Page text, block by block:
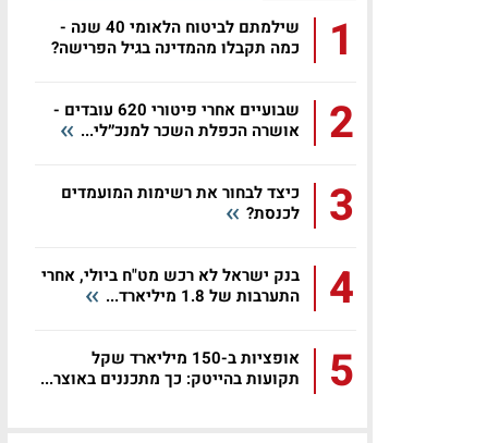
1
שילמתם לביטוח הלאומי 40 שנה -
כמה תקבלו מהמדינה בגיל הפרישה?
2
שבועיים אחרי פיטורי 620 עובדים -
אושרה הכפלת השכר למנכ״לי...
3
כיצד לבחור את רשימות המועמדים
לכנסת?
4
בנק ישראל לא רכש מט"ח ביולי, אחרי
התערבות של 1.8 מיליארד...
5
אופציות ב-150 מיליארד שקל
תקועות בהייטק: כך מתכננים באוצר...